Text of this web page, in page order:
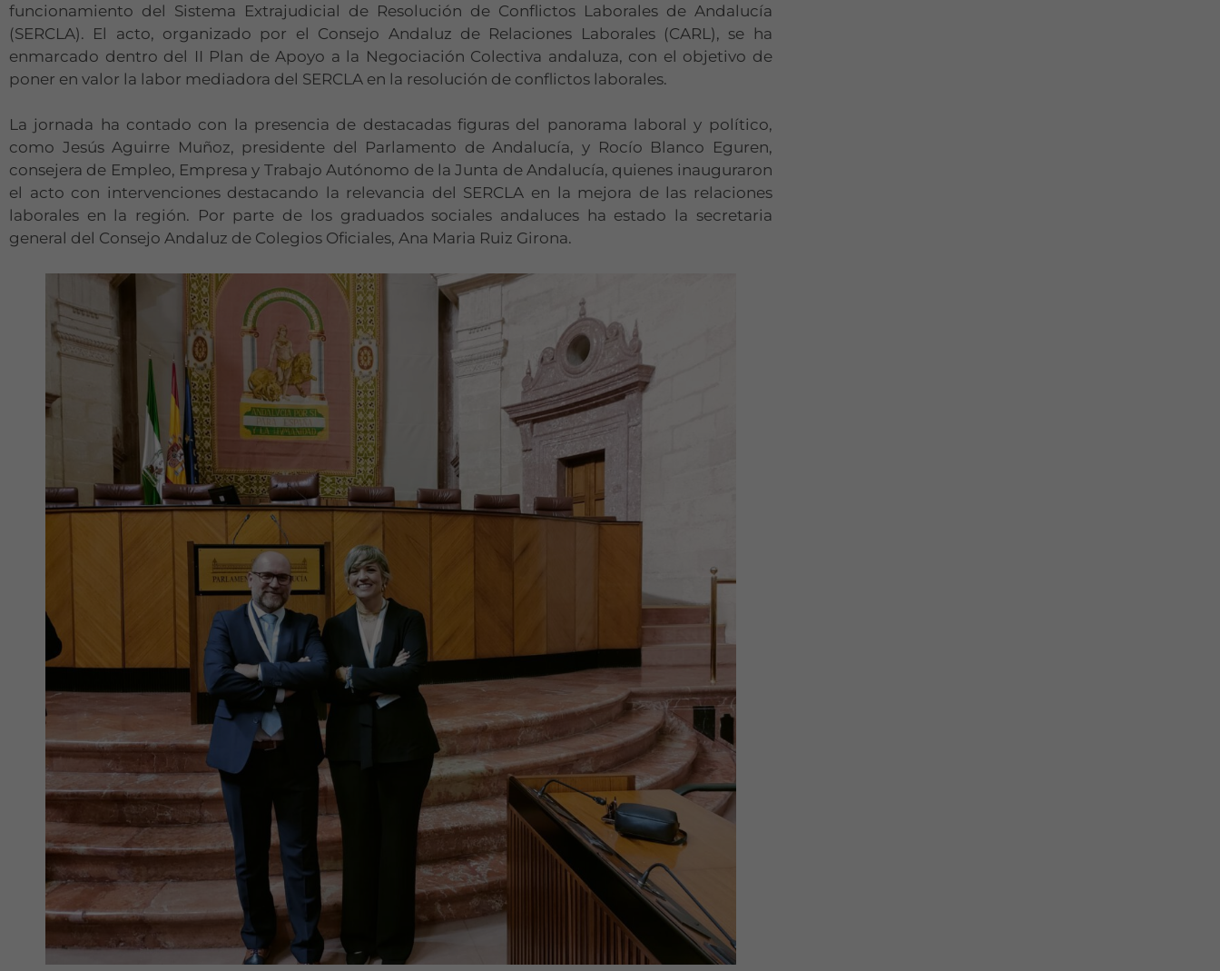
funcionamiento del Sistema Extrajudicial de Resolución de Conflictos Laborales de Andalucía
(SERCLA). El acto, organizado por el Consejo Andaluz de Relaciones Laborales (CARL), se ha
enmarcado dentro del II Plan de Apoyo a la Negociación Colectiva andaluza, con el objetivo de
poner en valor la labor mediadora del SERCLA en la resolución de conflictos laborales.
La jornada ha contado con la presencia de destacadas figuras del panorama laboral y político,
como Jesús Aguirre Muñoz, presidente del Parlamento de Andalucía, y Rocío Blanco Eguren,
consejera de Empleo, Empresa y Trabajo Autónomo de la Junta de Andalucía, quienes inauguraron
el acto con intervenciones destacando la relevancia del SERCLA en la mejora de las relaciones
laborales en la región. Por parte de los graduados sociales andaluces ha estado la secretaria
general del Consejo Andaluz de Colegios Oficiales, Ana Maria Ruiz Girona.